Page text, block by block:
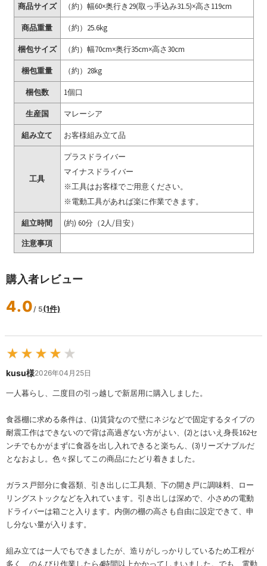
商品サイズ （約）幅60×奥行き29(取っ手込み31.5)×高さ119cm
商品重量 （約）25.6kg
梱包サイズ （約）幅70cm×奥行35cm×高さ30cm
梱包重量 （約）28kg
梱包数 1個口
生産国 マレーシア
組み立て お客様組み立て品
工具
プラスドライバー
マイナスドライバー
※工具はお客様でご用意ください。
※電動工具があれば楽に作業できます。
組立時間
(約) 60分（2人/目安）
注意事項
購入者レビュー
4.0 / 5(1件)
★ ★ ★ ★ ★
kusu様2026年04月25日
一人暮らし、二度目の引っ越しで新居用に購入しました。
食器棚に求める条件は、(1)賃貸なので壁にネジなどで固定するタイプの
耐震工作はできないので背は高過ぎない方がよい、(2)とはいえ身長162セ
ンチでもかがまずに食器を出し入れできると楽ちん、(3)リーズナブルだ
となおよし。色々探してこの商品にたどり着きました。
ガラス戸部分に食器類、引き出しに工具類、下の開き戸に調味料、ロー
リングストックなどを入れています。引き出しは深めで、小さめの電動
ドライバーは箱ごと入ります。内側の棚の高さも自由に設定できて、申
し分ない量が入ります。
組み立ては一人でもできましたが、造りがしっかりしているため工程が
多く、のんびり作業したら4時間以上かかってしまいました。でも、電動